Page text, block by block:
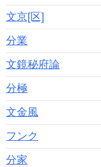
文京[区]
分業
文鏡秘府論
分極
文金風
フンク
分家